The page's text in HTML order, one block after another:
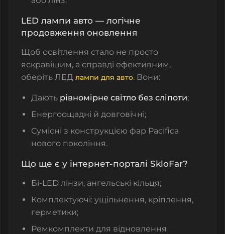
LED лампи авто — логічне
продовження оновлення
Щоб освітлення стало не просто
яскравішим, а справді ефективним,
оберіть ЛЕД лампи для авто. Вони:
Дають рівномірне світло без сліпоти;
Енергоощадні й довговічні;
Сумісні з конструкцією фар Pacifica
нового покоління.
Що ще є у інтернет-порталі SkloFar?
Бі-LED лінзи, ангельські кільця;
Комплектуючі: ущільнення, кріплення,
герметики;
Ремкомплекти для відновлення